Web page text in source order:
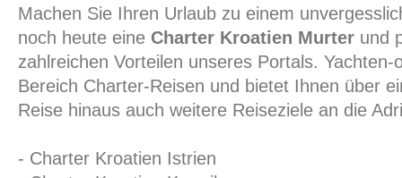
Machen Sie Ihren Urlaub zu einem
noch heute eine Charter Kroatien Murterund
zahlreichen Vorteilen unseres Portals.
Bereich Charter-Reisen und bietet Ihnen über
Reise hinaus auch weitere Reiseziele an die
- Charter Kroatien Istrien